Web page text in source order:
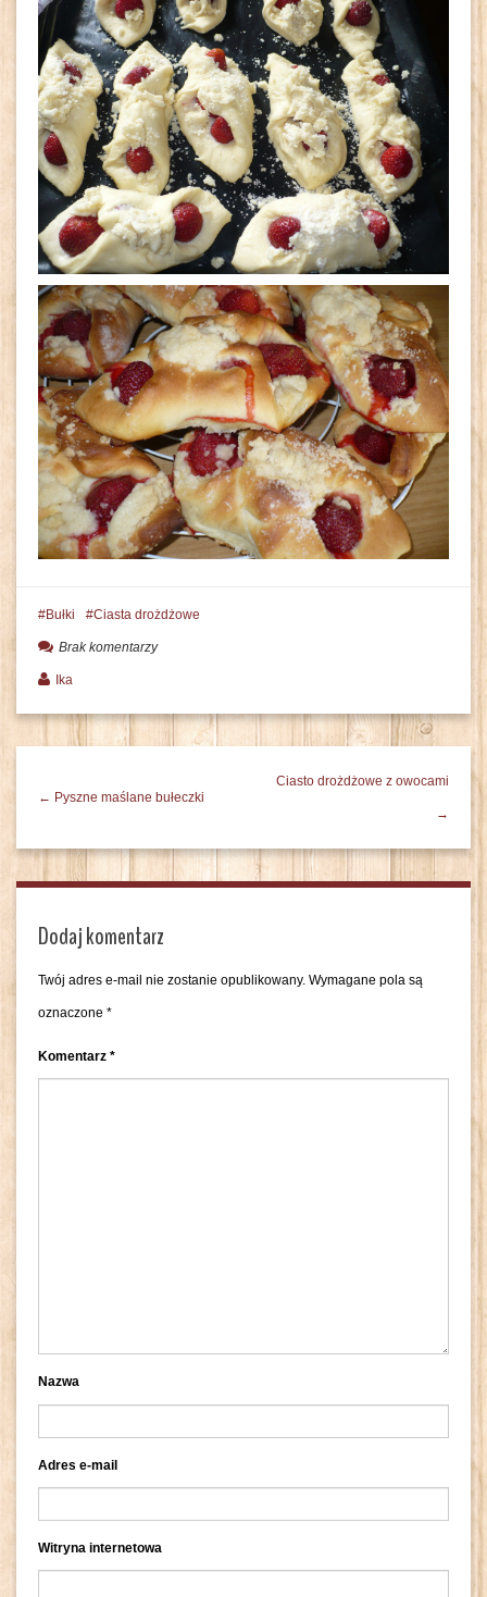
Bułki Ciasta drożdżowe
Brak komentarzy
Ika
← Pyszne maślane bułeczki
Ciasto drożdżowe z owocami
→
Dodaj komentarz
Twój adres e-mail nie zostanie opublikowany. Wymagane pola są
oznaczone *
Komentarz *
Nazwa
Adres e-mail
Witryna internetowa